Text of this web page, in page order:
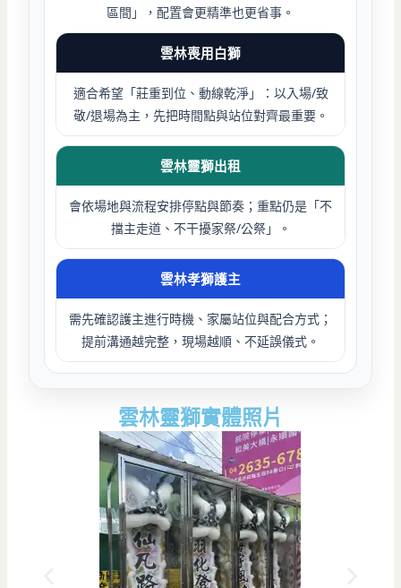
區間」，配置會更精準也更省事。
雲林喪用白獅
適合希望「莊重到位、動線乾淨」：以入場/致
敬/退場為主，先把時間點與站位對齊最重要。
雲林靈獅出租
會依場地與流程安排停點與節奏；重點仍是「不
擋主走道、不干擾家祭/公祭」。
雲林孝獅護主
需先確認護主進行時機、家屬站位與配合方式；
提前溝通越完整，現場越順、不延誤儀式。
雲林靈獅實體照片